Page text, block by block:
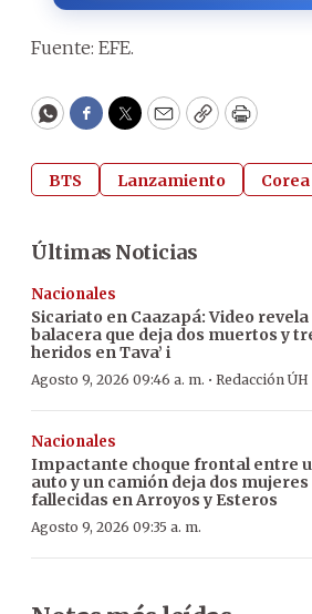
Fuente: EFE.
WhatsApp
Facebook
Twitter
EmailCopyPrint
BTS Lanzamiento
Últimas Noticias
Nacionales
Sicariato en Caazapá: Video revela
balacera que deja dos muertos y
heridos en Tava’ i
Agosto 9, 2026 09:46 a. m. · Redacción ÚH
Nacionales
Impactante choque frontal entre
auto y un camión deja dos mujeres
fallecidas en Arroyos y Esteros
Agosto 9, 2026 09:35 a. m.